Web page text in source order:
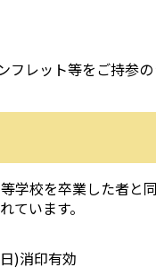
レット等をご持参
学校を卒業した者と
ています。
)消印有効